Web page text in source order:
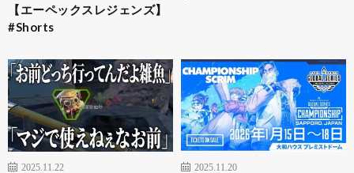
【エーペックスレジェンズ】
#Shorts
2025.11.22 2025.11.20